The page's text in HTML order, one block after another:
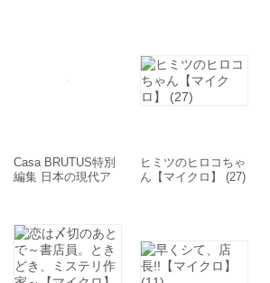
Casa BRUTUS特別
編集 日本の現代ア
ヒミツのヒロコちゃ
ん【マイクロ】 (27)